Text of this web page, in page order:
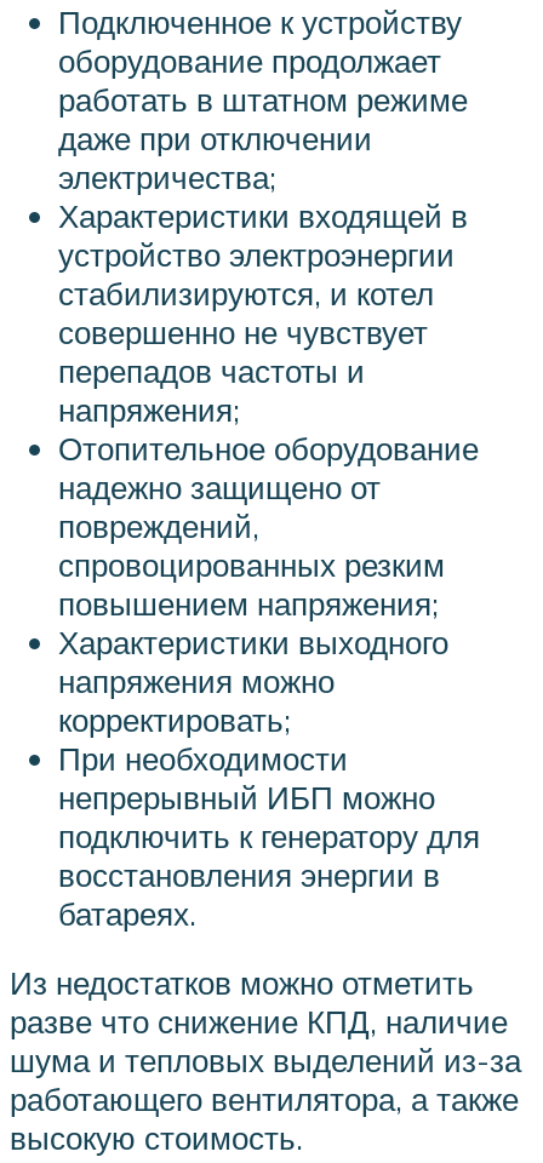
Подключенное к устройству
оборудование продолжает
работать в штатном режиме
даже при отключении
электричества;
Характеристики входящей в
устройство электроэнергии
стабилизируются, и котел
совершенно не чувствует
перепадов частоты и
напряжения;
Отопительное оборудование
надежно защищено от
повреждений,
спровоцированных резким
повышением напряжения;
Характеристики выходного
напряжения можно
корректировать;
При необходимости
непрерывный ИБП можно
подключить к генератору для
восстановления энергии в
батареях.
Из недостатков можно отметить
разве что снижение КПД, наличие
шума и тепловых выделений из-за
работающего вентилятора, а также
высокую стоимость.